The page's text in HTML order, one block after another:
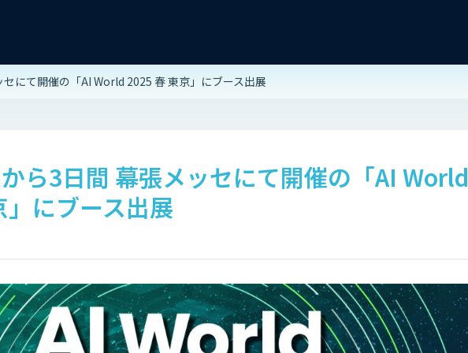
にて開催の「AI World 2025 春 東京」にブース出展
ら3日間 幕張メッセにて開催の「AI World
にブース出展